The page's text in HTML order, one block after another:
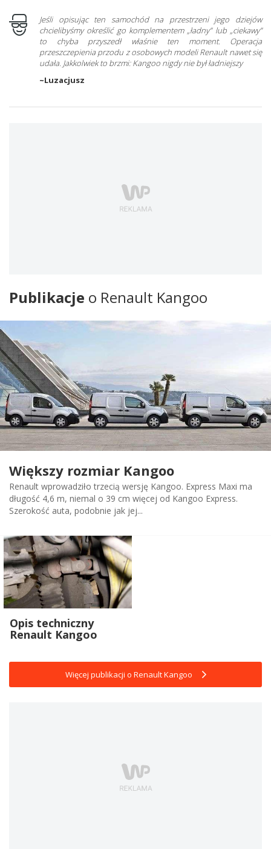
Jeśli opisując ten samochód na przestrzeni jego dziejów
chcielibyśmy określić go komplementem „ładny” lub „ciekawy”
to chyba przyszedł właśnie ten moment. Operacja
przeszczepienia przodu z osobowych modeli Renault nawet się
udała. Jakkolwiek to brzmi: Kangoo nigdy nie był ładniejszy
~Luzacjusz
Publikacje o Renault Kangoo
Większy rozmiar Kangoo
Renault wprowadziło trzecią wersję Kangoo. Express Maxi ma
długość 4,6 m, niemal o 39 cm więcej od Kangoo Express.
Szerokość auta, podobnie jak jej...
Opis techniczny
Renault Kangoo
Więcej publikacji o Renault Kangoo